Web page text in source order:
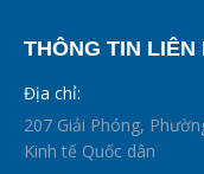
THÔNG TIN LIÊN
Địa chỉ:
207 Giải Phóng,
Kinh tế Quốc dân